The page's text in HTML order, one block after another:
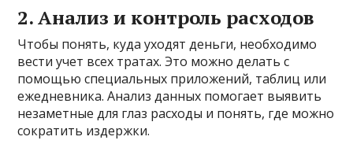
2. Анализ и контроль расходов
Чтобы понять, куда уходят деньги, необходимо
вести учет всех тратах. Это можно делать с
помощью специальных приложений, таблиц или
ежедневника. Анализ данных помогает выявить
незаметные для глаз расходы и понять, где можно
сократить издержки.